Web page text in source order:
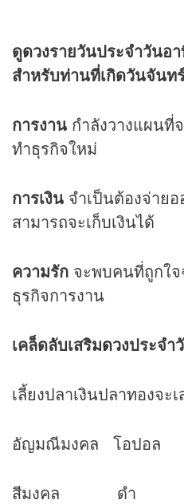
ดูดวงรายวันประจำวันอ
สำหรับท่านที่เกิดวันจันท
การงาน กำลังวางแผนที่
ทำธุรกิจใหม่
การเงิน จำเป็นต้องจ่าย
สามารถจะเก็บเงินได้
ความรัก จะพบคนที่ถูกใ
ธุรกิจการงาน
เคล็ดลับเสริมดวงประจำ
เลี้ยงปลาเงินปลาทองจะ
อัญมณีมงคล โอปอล
สีมงคล ดำ